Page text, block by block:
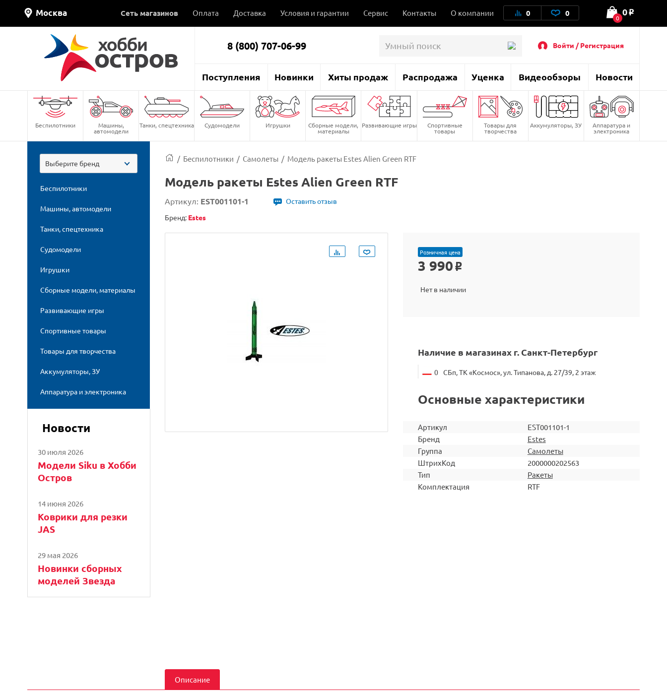
Москва Сеть магазинов Оплата Доставка Условия и гарантии Сервис Контакты О компании 0 0 0
0 o
8 (800) 707-06-99 Войти / Регистрация
Поступления Новинки Хиты продаж Распродажа Уценка Видеообзоры Новости
Беспилотники Машины,
автомодели
Танки, спецтехника Судомодели Игрушки Сборные модели,
материалы
Развивающие игры Спортивные
товары
Товары для
творчества
Аккумуляторы, ЗУ Аппаратура и
электроника
Выберите бренд
Беспилотники
Машины, автомодели
Танки, спецтехника
Судомодели
Игрушки
Сборные модели, материалы
Развивающие игры
Спортивные товары
Товары для творчества
Аккумуляторы, ЗУ
Аппаратура и электроника
Новости
30 июля 2026
Модели Siku в Хобби
Остров
14 июня 2026
Коврики для резки
JAS
29 мая 2026
Новинки сборных
моделей Звезда
/ Беспилотники / Самолеты / Модель ракеты Estes Alien Green RTF
Модель ракеты Estes Alien Green RTF
Артикул: EST001101-1
Оставить отзыв
Бренд: Estes
Розничная цена
3 990 o
Нет в наличии
Наличие в магазинах г. Санкт-Петербург
0 СБп, ТК «Космос», ул. Типанова, д. 27/39, 2 этаж
Основные характеристики
Артикул
EST001101-1
Бренд
Estes
Группа
Самолеты
ШтрихКод
2000000202563
Тип
Ракеты
Комплектация
RTF
Описание